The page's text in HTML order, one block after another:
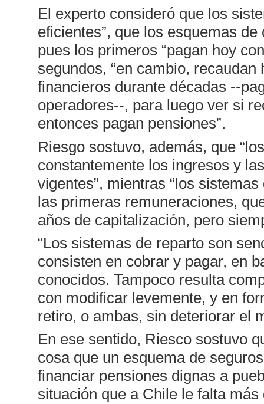
El experto consideró que los
eficientes”, que los esquemas
pues los primeros “pagan hoy
segundos, “en cambio,
financieros durante décadas --
operadores--, para luego ver si
entonces pagan pensiones”.
Riesgo sostuvo, además, que
constantemente los ingresos y
vigentes”, mientras “los
las primeras remuneraciones,
años de capitalización, pero
“Los sistemas de reparto son
consisten en cobrar y pagar, en
conocidos. Tampoco resulta
con modificar levemente, y en
retiro, o ambas, sin deteriorar el
En ese sentido, Riesco sostuvo
cosa que un esquema de
financiar pensiones dignas a
situación que a Chile le falta